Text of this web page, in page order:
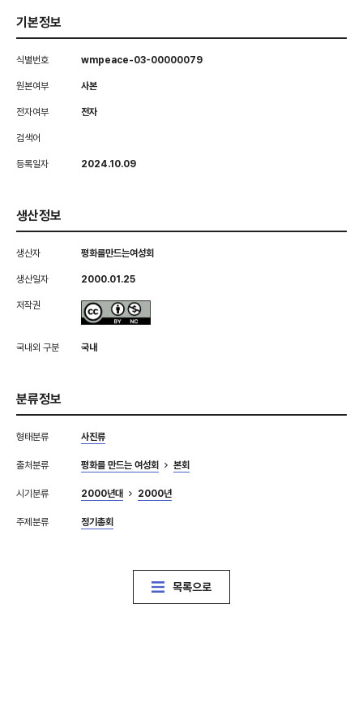
기본정보
식별번호 wmpeace-03-00000079
원본여부 사본
전자여부 전자
검색어
등록일자 2024.10.09
생산정보
생산자 평화를만드는여성회
생산일자 2000.01.25
저작권
국내외 구분 국내
분류정보
형태분류 사진류
출처분류 평화를 만드는 여성회 본회
시기분류 2000년대 2000년
주제분류 정기총회
목록으로